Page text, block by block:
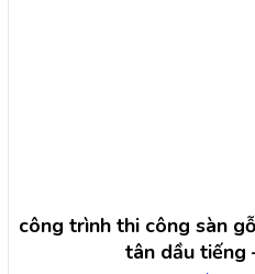
công trình thi công sàn
tân dầu tiếng